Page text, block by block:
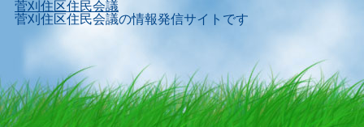
菅刈住区住民会議
菅刈住区住民会議の情報発信サイトです